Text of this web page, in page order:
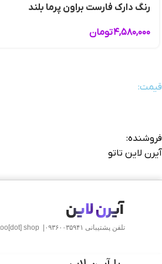
رنگ دارک فارست براون پرما بلند
۴,۵۸۰,۰۰۰تومان
قیمت:
فروشنده:
آیرن لاین تاتو
تلفن پشتیبانی ۰۹۳۶۰۰۳۵۹۴۱|